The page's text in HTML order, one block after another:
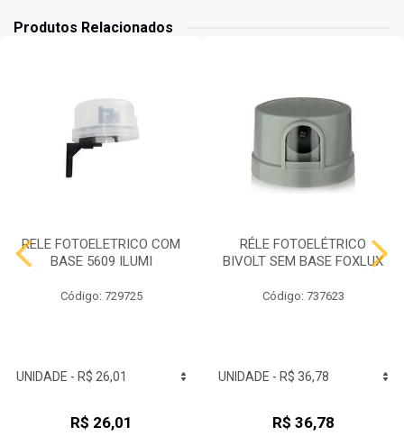
Produtos Relacionados
RELE FOTOELETRICO COM
BASE 5609 ILUMI
Código: 729725
R$ 26,01
RÉLE FOTOELÉTRICO
BIVOLT SEM BASE FOXLUX
Código: 737623
R$ 36,78